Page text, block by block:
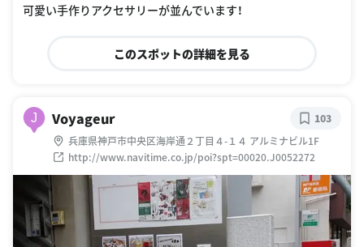
可愛い手作りアクセサリーが並んでいます！
このスポットの詳細を見る
J Voyageur
兵庫県神戸市中央区海岸通２丁目４-１４ アルミナビル1F
http://www.navitime.co.jp/poi?spt=00020.J0052272
103